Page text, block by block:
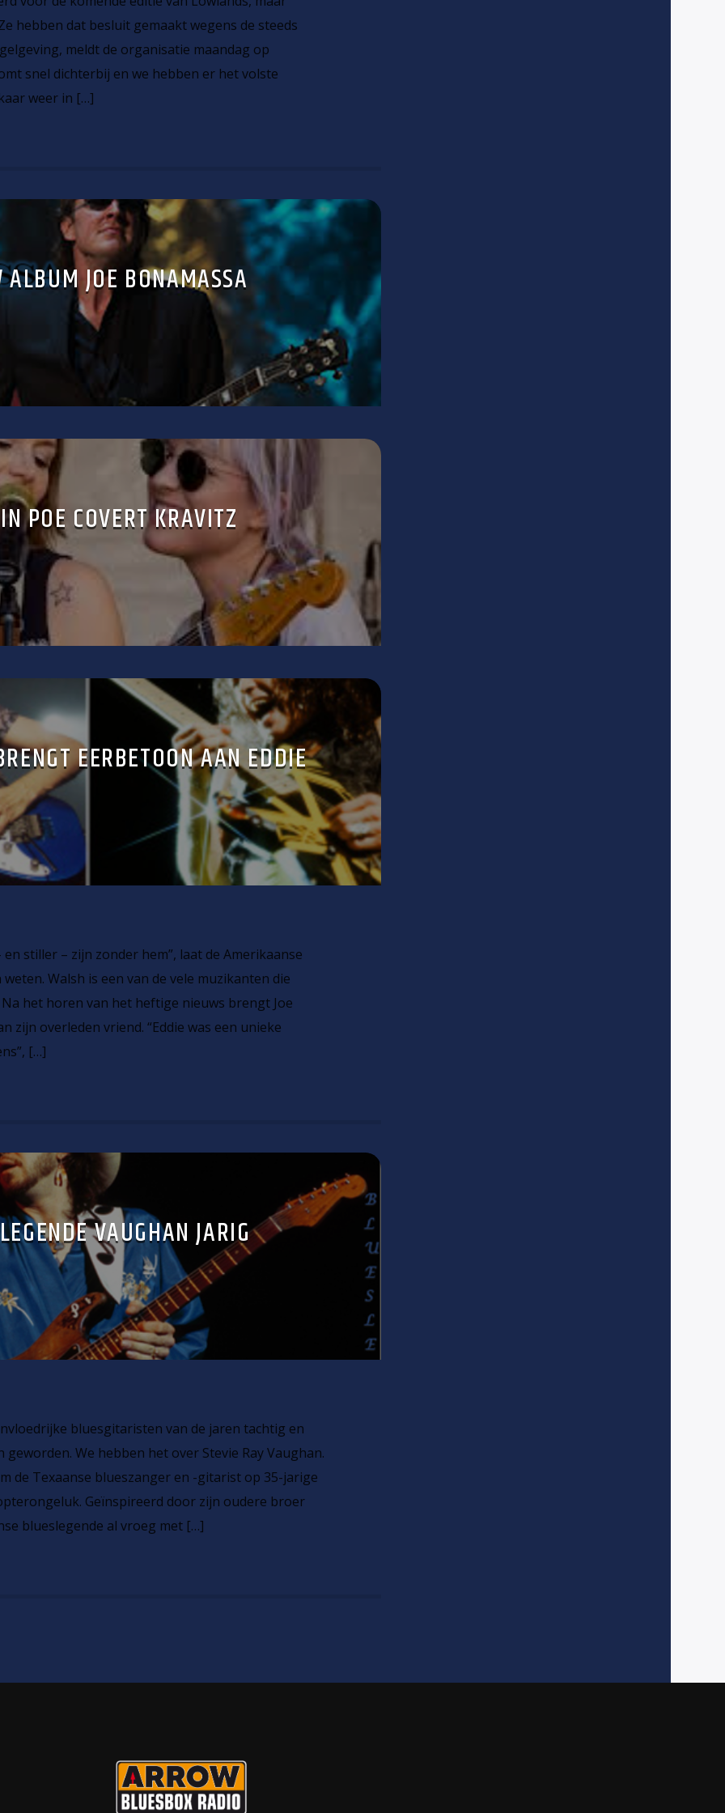
hebben dat besluit gemaakt wegens de steeds
meldt de organisatie maandag op
snel dichterbij en we hebben er het volste
weer in […]
ALBUM JOE BONAMASSA
POE COVERT KRAVITZ
EERBETOON AAN EDDIE
stiller – zijn zonder hem”, laat de Amerikaanse
Walsh is een van de vele muzikanten die
het horen van het heftige nieuws brengt Joe
zijn overleden vriend. “Eddie was een unieke
[…]
VAUGHAN JARIG
bluesgitaristen van de jaren tachtig en
We hebben het over Stevie Ray Vaughan.
de Texaanse blueszanger en -gitarist op 35-jarige
Geïnspireerd door zijn oudere broer
blueslegende al vroeg met […]